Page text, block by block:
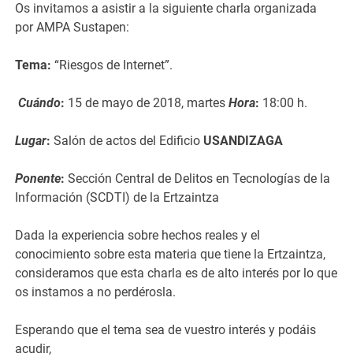
Os invitamos a asistir a la siguiente charla organizada
por AMPA Sustapen:
Tema: “Riesgos de Internet”.
Cuándo: 15 de mayo de 2018, martesHora: 18:00 h.
Lugar:Salón de actos del Edificio USANDIZAGA
Ponente:Sección Central de Delitos en Tecnologías de la
Información (SCDTI) de la Ertzaintza
Dada la experiencia sobre hechos reales y el
conocimiento sobre esta materia que tiene la Ertzaintza,
consideramos que esta charla es de alto interés por lo que
os instamos a no perdérosla.
Esperando que el tema sea de vuestro interés y podáis
acudir,